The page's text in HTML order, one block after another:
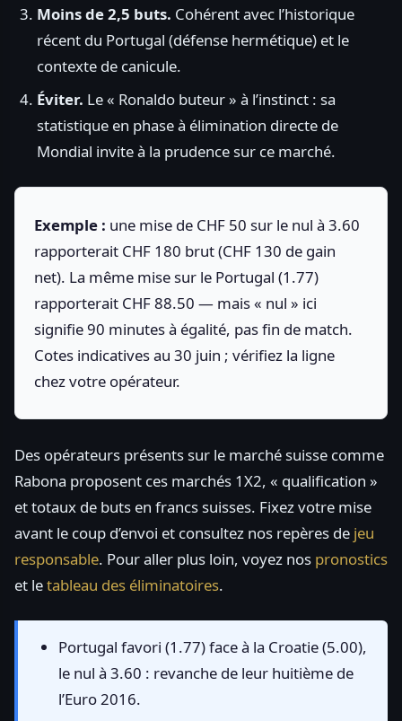
Moins de 2,5 buts. Cohérent avec l’historique
récent du Portugal (défense hermétique) et le
contexte de canicule.
Éviter. Le « Ronaldo buteur » à l’instinct : sa
statistique en phase à élimination directe de
Mondial invite à la prudence sur ce marché.
Exemple : une mise de CHF 50 sur le nul à 3.60
rapporterait CHF 180 brut (CHF 130 de gain
net). La même mise sur le Portugal (1.77)
rapporterait CHF 88.50 — mais « nul » ici
signifie 90 minutes à égalité, pas fin de match.
Cotes indicatives au 30 juin ; vérifiez la ligne
chez votre opérateur.
Des opérateurs présents sur le marché suisse comme
Rabona proposent ces marchés 1X2, « qualification »
et totaux de buts en francs suisses. Fixez votre mise
avant le coup d’envoi et consultez nos repères de jeu
responsable. Pour aller plus loin, voyez nos pronostics
et letableau des éliminatoires.
Portugal favori (1.77) face à la Croatie (5.00),
le nul à 3.60 : revanche de leur huitième de
l’Euro 2016.